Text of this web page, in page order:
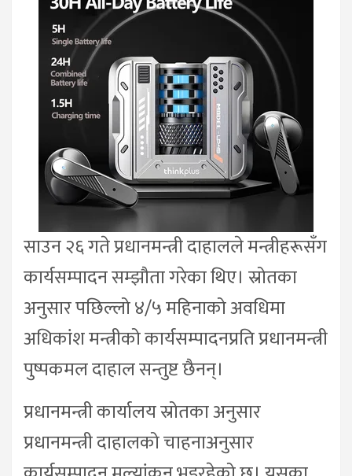
साउन २६ गते प्रधानमन्त्री दाहालले मन्त्रीहरूसँग
कार्यसम्पादन सम्झौता गरेका थिए। स्रोतका
अनुसार पछिल्लो ४/५ महिनाको अवधिमा
अधिकांश मन्त्रीको कार्यसम्पादनप्रति प्रधानमन्त्री
पुष्पकमल दाहाल सन्तुष्ट छैनन्।
प्रधानमन्त्री कार्यालय स्रोतका अनुसार
प्रधानमन्त्री दाहालको चाहनाअनुसार